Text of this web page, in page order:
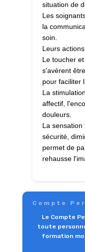
situation de
Les
la
soin.
Leurs
Le toucher
s'avèrent
pour faciliter
La
affectif,
douleurs.
La
sécurité,
permet de
rehausse
Compte
Le Compte
toute
formation